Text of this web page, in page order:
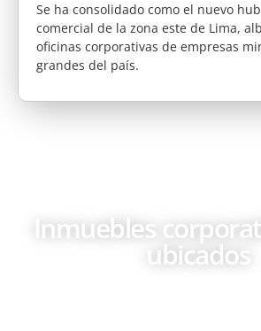
Se ha consolidado como el nuevo
comercial de la zona este de Lima,
oficinas corporativas de empresas
grandes del país.
Inmuebles
ubicados